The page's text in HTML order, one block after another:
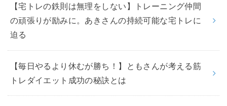
【宅トレの鉄則は無理をしない】トレーニング仲間
の頑張りが励みに。あきさんの持続可能な宅トレに
迫る
【毎日やるより休むが勝ち！】ともさんが考える筋
トレダイエット成功の秘訣とは